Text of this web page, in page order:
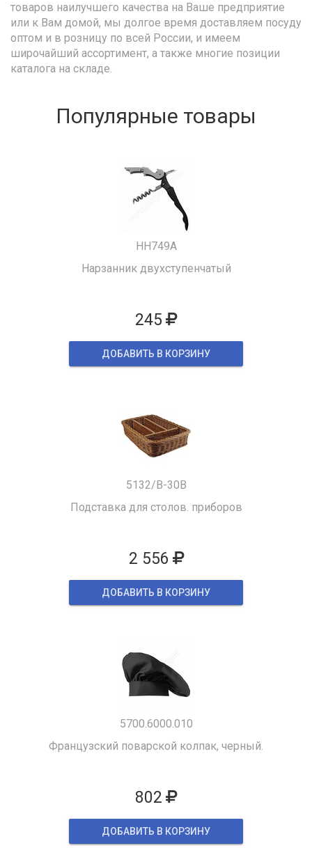
товаров наилучшего качества на Ваше предприятие
или к Вам домой, мы долгое время доставляем посуду
оптом и в розницу по всей России, и имеем
широчайший ассортимент, а также многие позиции
каталога на складе.
Популярные товары
HH749A
Нарзанник двухступенчатый
245
ДОБАВИТЬ В КОРЗИНУ
5132/B-30B
Подставка для столов. приборов
2 556
ДОБАВИТЬ В КОРЗИНУ
5700.6000.010
Французский поварской колпак, черный.
802
ДОБАВИТЬ В КОРЗИНУ